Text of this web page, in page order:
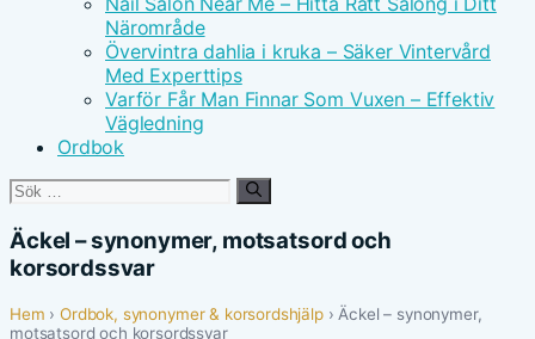
Närområde
Övervintra dahlia i kruka – Säker Vintervård
Med Experttips
Varför Får Man Finnar Som Vuxen – Effektiv
Vägledning
Ordbok
Sök
Äckel – synonymer, motsatsord och
korsordssvar
Hem ›Ordbok, synonymer & korsordshjälp› Äckel – synonymer,
motsatsord och korsordssvar